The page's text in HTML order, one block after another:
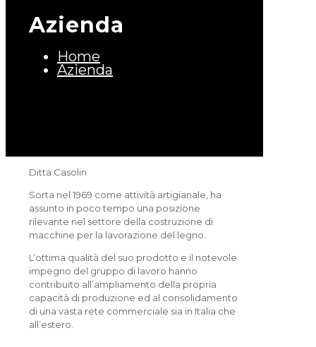
Azienda
Home
Azienda
Ditta Casolin
Sorta nel 1969 come attività artigianale, ha
assunto in poco tempo una posizione
rilevante nel settore della costruzione di
macchine per la lavorazione del legno.
L’ottima qualità del suo prodotto e il notevole
impegno del gruppo di lavoro hanno
contribuito all’ampliamento della propria
capacità di produzione ed al consolidamento
di una vasta rete commerciale sia in Italia che
all’estero.